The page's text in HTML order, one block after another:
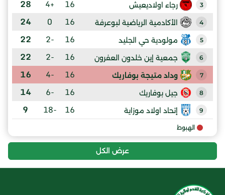
3 رجاء اولاديعيش 16
+4
28
4 الأكادمية الرياضية لبوعرفة 16
0
24
5 مولودية حي الجليد 16
-2
22
6 جمعية إين خلدون العفرون 16
-2
22
7 وداد متيجة بوفاريك 16
-4
16
8 جيل بوفاريك 16
-6
14
9 إتحاد اولاد موزاية 16
-18
9
الهبوط
عرض الكل